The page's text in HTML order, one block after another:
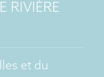
RIVIÈRE
et du